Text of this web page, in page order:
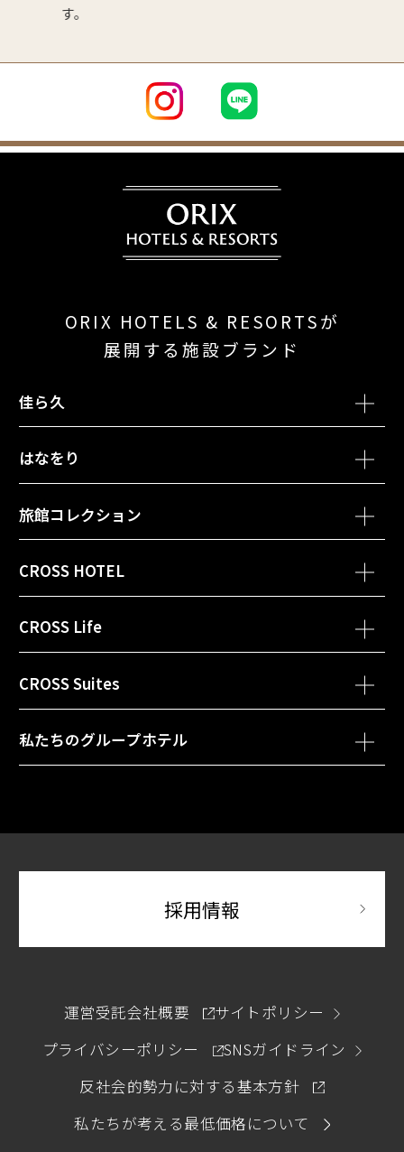
す。
ORIX HOTELS & RESORTSが
展開する施設ブランド
佳ら久
熱海・伊豆山 佳ら久 別ウィン
はなをり
箱根・芦ノ湖 はなをり 別ウィンドウで開きます
旅館コレクション
函館・湯の川温泉 ホテル万惣
別ウィンドウで開きます
別ウィンドウで開きます
別ウィンドウで開きます
CROSS HOTEL
クロスホテル札幌
別ウィンドウ
別ウィンドウで開きます
CROSS Life
クロスライフ博多天神 クロスライフ博多柳橋別ウ
CROSS Suites
クロススイーツ東京浅草 別ウィンドウで開きます
私たちのグループホテル
ホテル ユニバーサル ポート / ホテル ユニバーサル
ポート ヴィータ別ウィンドウで開きます
採用情報 別ウィンドウで開
運営受託会社概要 別ウィンドウで開きます
サイトポリシー
プライバシーポリシー
別ウィンドウで開きます
SNSガイドライン
反社会的勢力に対する基本方針
別ウィンド
私たちが考える最低価格について